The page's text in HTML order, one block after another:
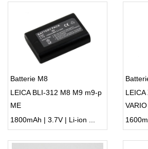
Batterie M8
LEICA BLI-312 M8 M9 m9-p
ME
1800mAh | 3.7V | Li-ion ...